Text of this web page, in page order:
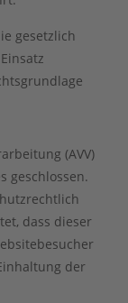
gesetzlich
(AVV)
geschlossen.
dass dieser
der